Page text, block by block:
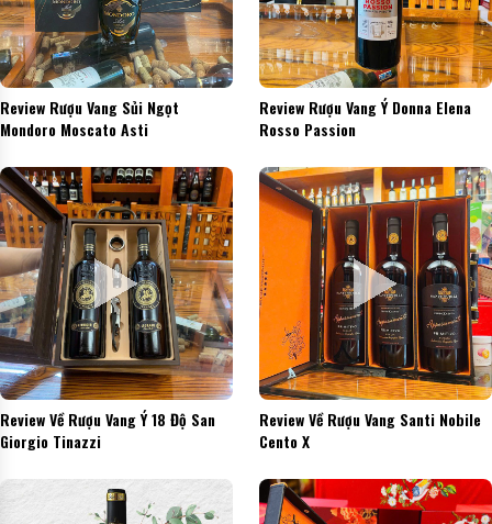
Review Rượu Vang Sủi Ngọt
Mondoro Moscato Asti
Review Rượu Vang Ý Donna Elena
Rosso Passion
Review Về Rượu Vang Ý 18 Độ San
Giorgio Tinazzi
Review Về Rượu Vang Santi Nobile
Cento X